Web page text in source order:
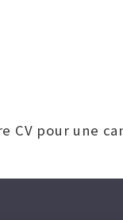
CV pour une